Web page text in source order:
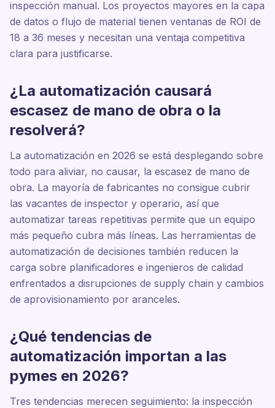
inspección manual. Los proyectos mayores en la capa
de datos o flujo de material tienen ventanas de ROI de
18 a 36 meses y necesitan una ventaja competitiva
clara para justificarse.
¿La automatización causará
escasez de mano de obra o la
resolverá?
La automatización en 2026 se está desplegando sobre
todo para aliviar, no causar, la escasez de mano de
obra. La mayoría de fabricantes no consigue cubrir
las vacantes de inspector y operario, así que
automatizar tareas repetitivas permite que un equipo
más pequeño cubra más líneas. Las herramientas de
automatización de decisiones también reducen la
carga sobre planificadores e ingenieros de calidad
enfrentados a disrupciones de supply chain y cambios
de aprovisionamiento por aranceles.
¿Qué tendencias de
automatización importan a las
pymes en 2026?
Tres tendencias merecen seguimiento: la inspección